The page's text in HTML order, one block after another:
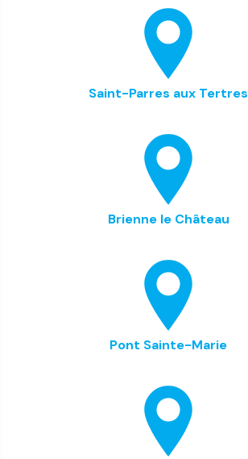
Saint-Parres aux Tertres
Brienne le Château
Pont Sainte-Marie